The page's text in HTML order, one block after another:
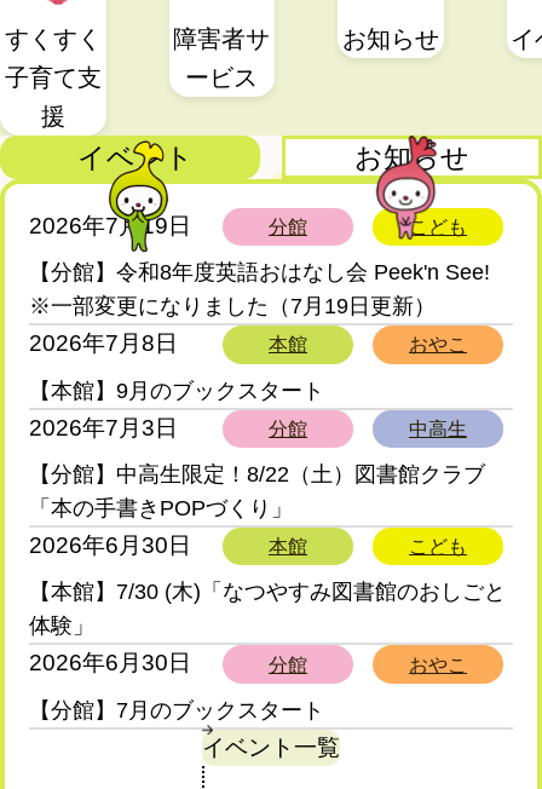
すくすく
子育て支
援
障害者サ
ービス
お知らせ イ
イベント お知らせ
イ
ベ
ン
2026年7月19日 分館 こども
【分館】令和8年度英語おはなし会 Peek'n See!
※一部変更になりました（7月19日更新）
2026年7月8日 本館 おやこ
【本館】9月のブックスタート
2026年7月3日 分館 中高生
【分館】中高生限定！8/22（土）図書館クラブ
「本の手書きPOPづくり」
2026年6月30日 本館 こども
【本館】7/30 (木)「なつやすみ図書館のおしごと
体験」
2026年6月30日 分館 おやこ
【分館】7月のブックスタート
イベント一覧